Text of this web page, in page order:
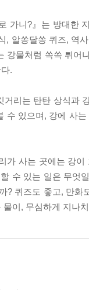
가니?』는 방대한
, 알쏭달쏭 퀴즈, 역
강물처럼 쏙쏙 튀어
.
거리는 탄탄 상식과
수 있으며, 강에 사
가 사는 곳에는 강
수 있는 일은 무엇
? 퀴즈도 좋고, 만
이, 무심하게 지나